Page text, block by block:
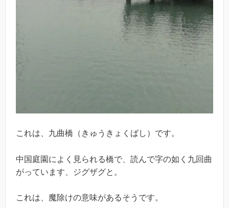
これは、九曲橋（きゅうきょくばし）です。
中国庭園によく見られる橋で、読んで字の如く九回曲
がっています、ジグザグと。
これは、魔除けの意味があるそうです。